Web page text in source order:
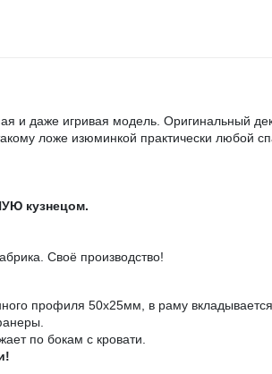
даже игривая модель. Оригинальный
ложе изюминкой практически любой
кузнецом.
Своё производство!
профиля 50х25мм, в раму
по бокам с кровати.